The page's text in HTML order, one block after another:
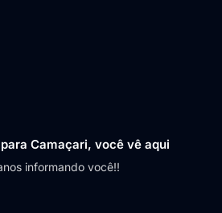
Camaçari, você vê aqui
informando você!!